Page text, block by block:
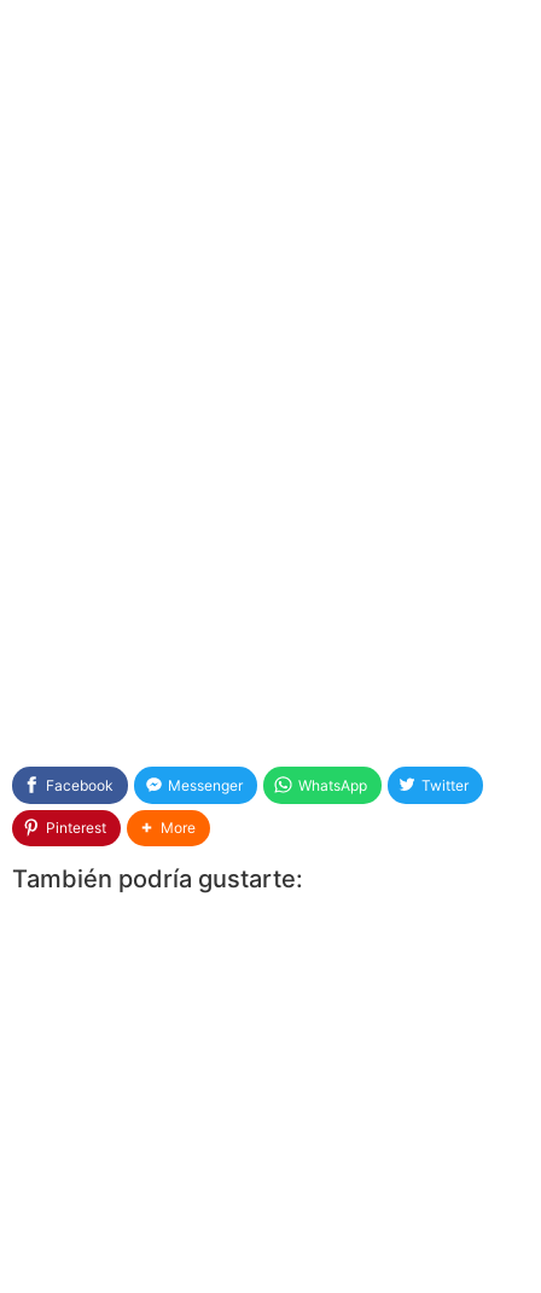
Facebook Messenger WhatsApp Twitter
Pinterest More
También podría gustarte: